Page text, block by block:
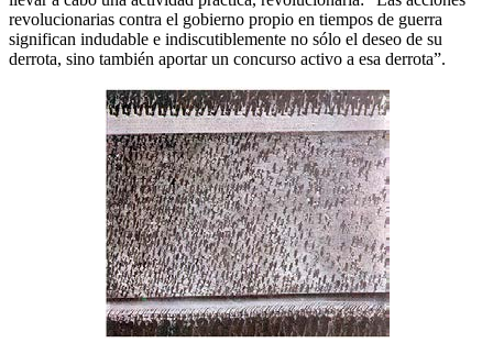
revolucionarias contra el gobierno propio en tiempos de guerra
significan indudable e indiscutiblemente no sólo el deseo de su
derrota, sino también aportar un concurso activo a esa derrota”.